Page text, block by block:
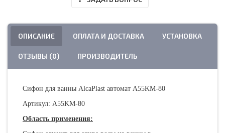
ОПИСАНИЕ ОПЛАТА И ДОСТАВКА УСТАНОВКА
ОТЗЫВЫ (0) ПРОИЗВОДИТЕЛЬ
Сифон для ванны AlcaPlast автомат A55KМ-80
Артикул: A55KМ-80
Область применения: